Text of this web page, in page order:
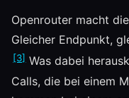
Openrouter macht
Gleicher Endpunkt,
[3]Was dabei
Calls, die bei einem